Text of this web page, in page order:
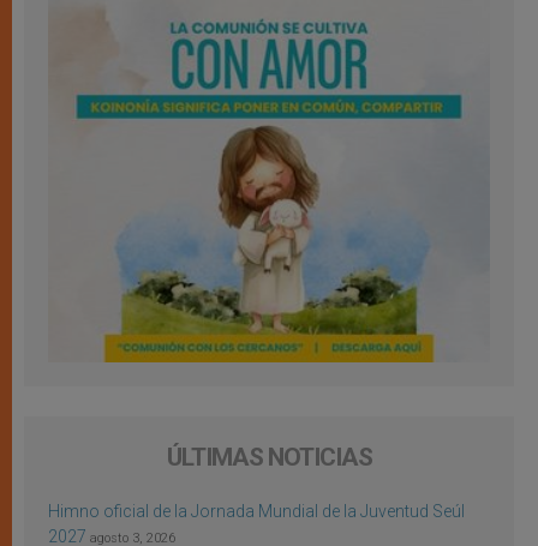
ÚLTIMAS NOTICIAS
Himno oficial de la Jornada Mundial de la Juventud Seúl
2027 agosto 3, 2026